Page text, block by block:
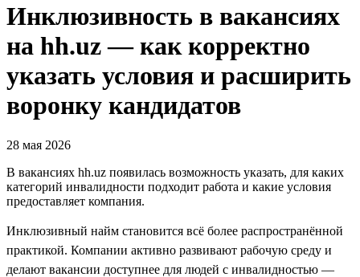
Инклюзивность в вакансиях
на hh.uz — как корректно
указать условия и расширить
воронку кандидатов
28 мая 2026
В вакансиях hh.uz появилась возможность указать, для каких
категорий инвалидности подходит работа и какие условия
предоставляет компания.
Инклюзивный найм становится всё более распространённой
практикой. Компании активно развивают рабочую среду и
делают вакансии доступнее для людей с инвалидностью —